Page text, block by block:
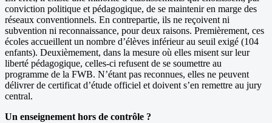
conviction politique et pédagogique, de se maintenir en marge des
réseaux conventionnels. En contrepartie, ils ne reçoivent ni
subvention ni reconnaissance, pour deux raisons. Premièrement, ces
écoles accueillent un nombre d’élèves inférieur au seuil exigé (104
enfants). Deuxièmement, dans la mesure où elles misent sur leur
liberté pédagogique, celles-ci refusent de se soumettre au
programme de la FWB. N’étant pas reconnues, elles ne peuvent
délivrer de certificat d’étude officiel et doivent s’en remettre au jury
central.
Un enseignement hors de contrôle ?